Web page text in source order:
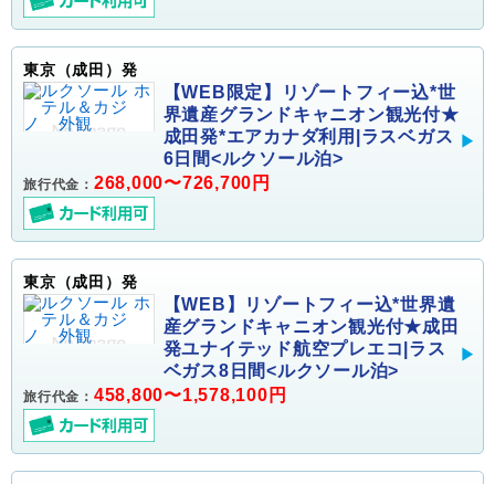
東京（成田）発
【WEB限定】リゾートフィー込*世
界遺産グランドキャニオン観光付★
成田発*エアカナダ利用|ラスベガス
6日間<ルクソール泊>
旅行代金： 268,000〜726,700円
東京（成田）発
【WEB】リゾートフィー込*世界遺
産グランドキャニオン観光付★成田
発ユナイテッド航空プレエコ|ラス
ベガス8日間<ルクソール泊>
旅行代金： 458,800〜1,578,100円